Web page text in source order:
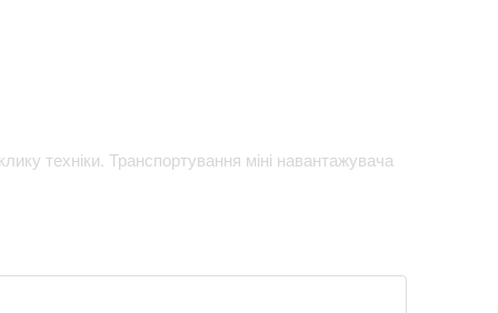
техніки. Транспортування міні навантажувача